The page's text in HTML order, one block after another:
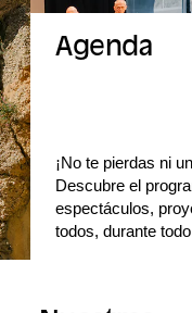
Agenda
¡No te pierdas ni
Descubre el
espectáculos,
todos, durante